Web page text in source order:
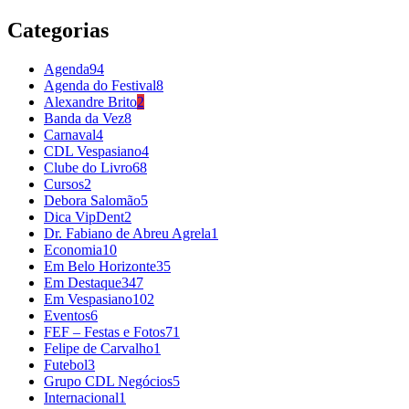
Categorias
Agenda94
Agenda do Festival8
Alexandre Brito2
Banda da Vez8
Carnaval4
CDL Vespasiano4
Clube do Livro68
Cursos2
Debora Salomão5
Dica VipDent2
Dr. Fabiano de Abreu Agrela1
Economia10
Em Belo Horizonte35
Em Destaque347
Em Vespasiano102
Eventos6
FEF – Festas e Fotos71
Felipe de Carvalho1
Futebol3
Grupo CDL Negócios5
Internacional1